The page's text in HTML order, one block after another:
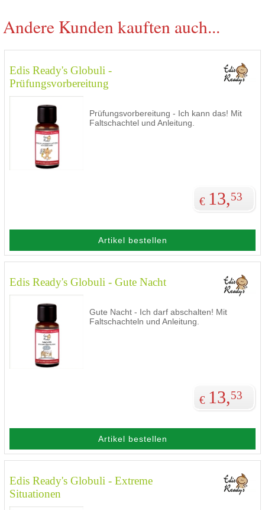
Andere Kunden kauften auch...
Edis Ready's Globuli -
Prüfungsvorbereitung
Prüfungsvorbereitung - Ich kann das! Mit
Faltschachtel und Anleitung.
€ 13,53
Artikel bestellen
Edis Ready's Globuli - Gute Nacht
Gute Nacht - Ich darf abschalten! Mit
Faltschachteln und Anleitung.
€ 13,53
Artikel bestellen
Edis Ready's Globuli - Extreme
Situationen